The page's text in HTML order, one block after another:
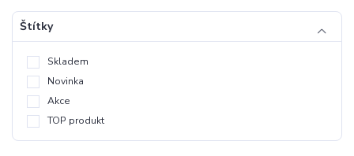
Štítky
Skladem
Novinka
Akce
TOP produkt